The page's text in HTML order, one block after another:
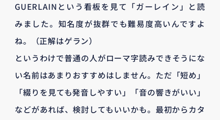
GUERLAINという看板を見て「ガーレイン」と読
みました。知名度が抜群でも難易度高いんですよ
ね。（正解はゲラン）
というわけで普通の人がローマ字読みできそうにな
い名前はあまりおすすめはしません。ただ「短め」
「綴りを見ても発音しやすい」「音の響きがいい」
などがあれば、検討してもいいかも。最初からカタ